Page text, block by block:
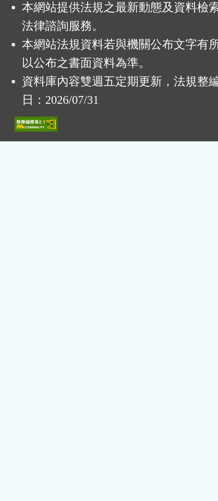
本網站提供法規之最新動態及資料檢
法律諮詢服務。
本網站法規資料若與機關公布文字有
以公布之書面資料為準。
資料庫內容雙週五定期更新，法規整
日：2026/07/31